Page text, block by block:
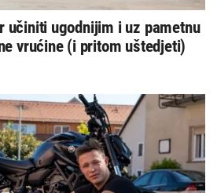
učiniti ugodnijim i uz pametnu
vrućine (i pritom uštedjeti)